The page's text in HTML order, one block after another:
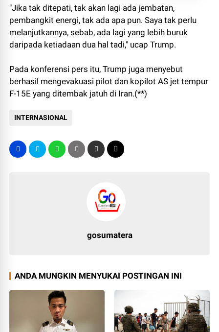
"Jika tak ditepati, tak akan lagi ada jembatan,
pembangkit energi, tak ada apa pun. Saya tak perlu
melanjutkannya, sebab, ada lagi yang lebih buruk
daripada ketiadaan dua hal tadi," ucap Trump.
Pada konferensi pers itu, Trump juga menyebut
berhasil mengevakuasi pilot dan kopilot AS jet tempur
F-15E yang ditembak jatuh di Iran.(**)
INTERNASIONAL
gosumatera
ANDA MUNGKIN MENYUKAI POSTINGAN INI